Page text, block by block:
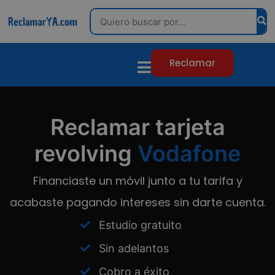
Search
Reclamar
Reclamar tarjeta
revolving Vodafone
Financiaste un móvil junto a tu tarifa y
acabaste pagando intereses sin darte cuenta.
Estudio gratuito
Sin adelantos
Cobro a éxito